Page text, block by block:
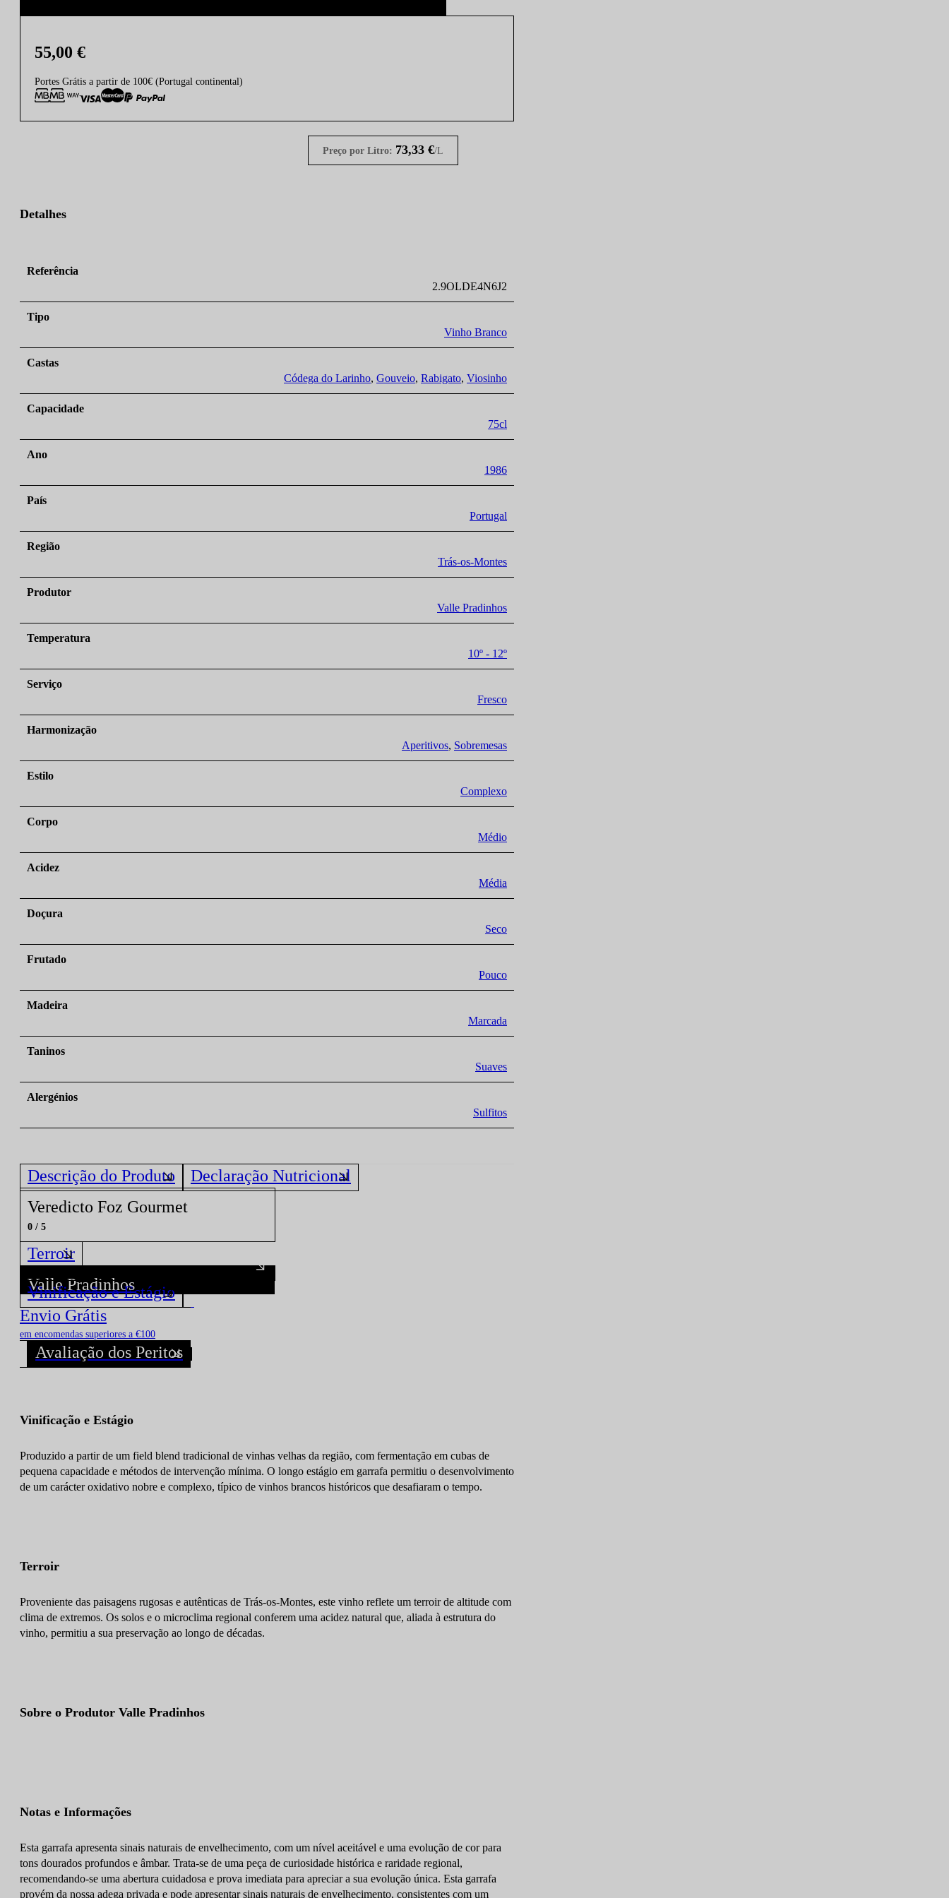
55,00 €
Portes Grátis a partir de 100€ (Portugal continental)
Preço por Litro: 73,33€/L
Detalhes
Referência
2.9OLDE4N6J2
Tipo
Vinho Branco
Castas
Códega do Larinho, Gouveio, Rabigato, Viosinho
Capacidade
75cl
Ano
1986
País
Portugal
Região
Trás-os-Montes
Produtor
Valle Pradinhos
Temperatura
10º - 12º
Serviço
Fresco
Harmonização
Aperitivos, Sobremesas
Estilo
Complexo
Corpo
Médio
Acidez
Média
Doçura
Seco
Frutado
Pouco
Madeira
Marcada
Taninos
Suaves
Alergénios
Sulfitos
Descrição do Produto
Declaração Nutricional
Veredicto Foz Gourmet
0 / 5
Terroir
Valle Pradinhos
Descubra todos os Vinhos deste Produtor!
Vinificação e Estágio
Envio Grátis
em encomendas superiores a €100
Avaliação dos Peritos
Vinificação e Estágio
Produzido a partir de um field blend tradicional de vinhas velhas da região, com fermentação em cubas de
pequena capacidade e métodos de intervenção mínima. O longo estágio em garrafa permitiu o desenvolvimento
de um carácter oxidativo nobre e complexo, típico de vinhos brancos históricos que desafiaram o tempo.
Terroir
Proveniente das paisagens rugosas e autênticas de Trás-os-Montes, este vinho reflete um terroir de altitude com
clima de extremos. Os solos e o microclima regional conferem uma acidez natural que, aliada à estrutura do
vinho, permitiu a sua preservação ao longo de décadas.
Sobre o Produtor Valle Pradinhos
Notas e Informações
Esta garrafa apresenta sinais naturais de envelhecimento, com um nível aceitável e uma evolução de cor para
tons dourados profundos e âmbar. Trata-se de uma peça de curiosidade histórica e raridade regional,
recomendando-se uma abertura cuidadosa e prova imediata para apreciar a sua evolução única. Esta garrafa
provém da nossa adega privada e pode apresentar sinais naturais de envelhecimento, consistentes com um